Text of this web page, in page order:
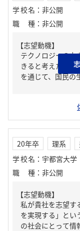
学校名 ： 非公開
職種 ： 非公開
【志望動機】
テクノロジーの力
きると考えたから
を通じて、国民の
20年卒 理系
学校名 ： 宇都宮大学
職種 ： 非公開
【志望動機】
私が貴社を志望す
を実現する」とい
の社会にとって情